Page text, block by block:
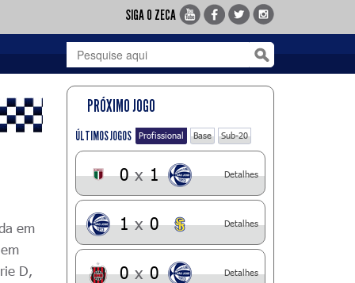
SIGA O ZECA
em
D,
PRÓXIMO JOGO
ÚLTIMOS JOGOS Profissional Base Sub-20
0 x 1 Detalhes
1 x 0 Detalhes
0 x 0 Detalhes